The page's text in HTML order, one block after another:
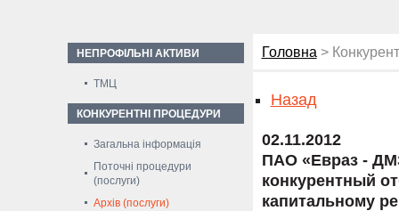
НЕПРОФІЛЬНІ АКТИВИ
ТМЦ
КОНКУРЕНТНІ ПРОЦЕДУРИ
Загальна інформація
Поточні процедури
(послуги)
Архів (послуги)
Головна >
Назад
02.11.2012
ПАО «Евраз -
конкурентный
капитальному